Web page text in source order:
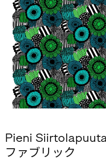
Pieni
ファブリック